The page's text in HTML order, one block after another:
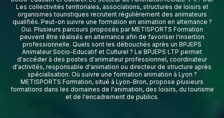
Les collectivités territoriales, associations, structures de loisirs et
organismes touristiques recrutent régulièrement des animateurs
qualifiés. Peut-on suivre une formation en animation en alternance ?
Oui. Plusieurs parcours proposés par METISPORTS Formation
peuvent être réalisés en alternance afin de favoriser l'insertion
professionnelle. Quels sont les débouchés après un BPJEPS
Animateur Socio-Educatif et Culturel ? Le BPJEPS LTP permet
d'accéder à des postes d'animateur professionnel, coordinateur
d'activités, responsable d'animation ou directeur de structure après
spécialisation. Où suivre une formation animation à Lyon ?
METISPORTS Formation, situé à Lyon-Bron, propose plusieurs
formations dans les domaines de l'animation, des loisirs, du tourisme
et de l'encadrement de publics.